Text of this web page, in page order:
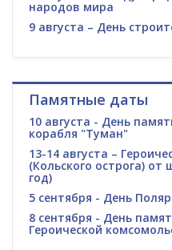
народов мира
9 августа – День
Памятные даты
10 августа - День
корабля "Туман"
13-14 августа –
(Кольского острога) от
год)
5 сентября - День
8 сентября - День
Героической